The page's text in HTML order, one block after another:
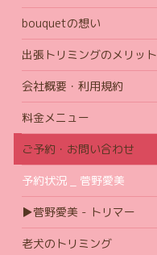
bouquetの想い
出張トリミングのメリット
会社概要・利用規約
料金メニュー
ご予約・お問い合わせ
予約状況 _ 菅野愛美
▶菅野愛美 - トリマー
老犬のトリミング